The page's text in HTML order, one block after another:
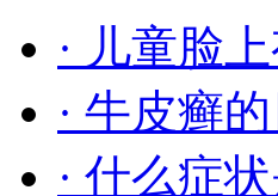
· 儿童脸
· 牛皮癣
· 什么症